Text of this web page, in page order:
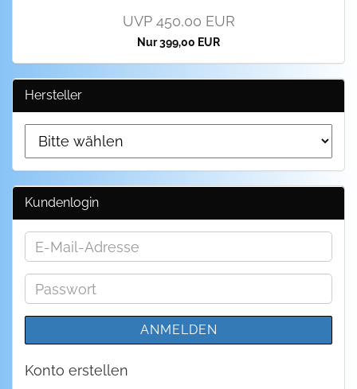
UVP 450,00 EUR
Nur 399,00 EUR
Hersteller
Kundenlogin
E-
Adresse
Passwort
ANMELDEN
Konto erstellen